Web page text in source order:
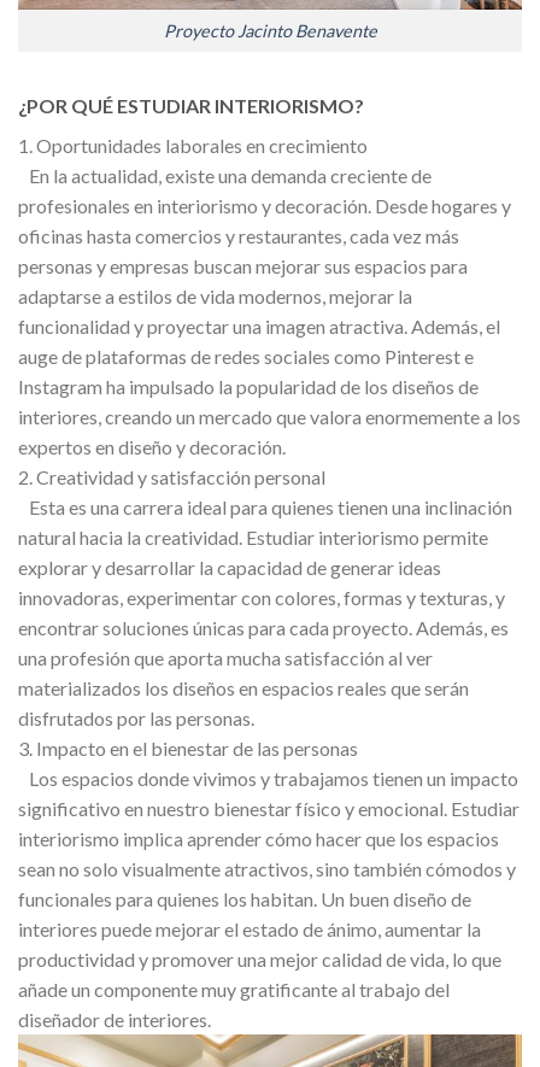
Proyecto Jacinto Benavente
¿POR QUÉ ESTUDIAR INTERIORISMO?
1. Oportunidades laborales en crecimiento
En la actualidad, existe una demanda creciente de
profesionales en interiorismo y decoración. Desde hogares y
oficinas hasta comercios y restaurantes, cada vez más
personas y empresas buscan mejorar sus espacios para
adaptarse a estilos de vida modernos, mejorar la
funcionalidad y proyectar una imagen atractiva. Además, el
auge de plataformas de redes sociales como Pinterest e
Instagram ha impulsado la popularidad de los diseños de
interiores, creando un mercado que valora enormemente a los
expertos en diseño y decoración.
2. Creatividad y satisfacción personal
Esta es una carrera ideal para quienes tienen una inclinación
natural hacia la creatividad. Estudiar interiorismo permite
explorar y desarrollar la capacidad de generar ideas
innovadoras, experimentar con colores, formas y texturas, y
encontrar soluciones únicas para cada proyecto. Además, es
una profesión que aporta mucha satisfacción al ver
materializados los diseños en espacios reales que serán
disfrutados por las personas.
3. Impacto en el bienestar de las personas
Los espacios donde vivimos y trabajamos tienen un impacto
significativo en nuestro bienestar físico y emocional. Estudiar
interiorismo implica aprender cómo hacer que los espacios
sean no solo visualmente atractivos, sino también cómodos y
funcionales para quienes los habitan. Un buen diseño de
interiores puede mejorar el estado de ánimo, aumentar la
productividad y promover una mejor calidad de vida, lo que
añade un componente muy gratificante al trabajo del
diseñador de interiores.